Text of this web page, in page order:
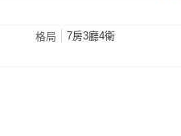
格局
7房3廳4衛